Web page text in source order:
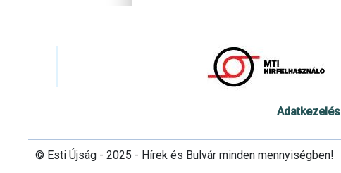
Adatkezelés
© Esti Újság - 2025 - Hírek és Bulvár minden mennyiségben!